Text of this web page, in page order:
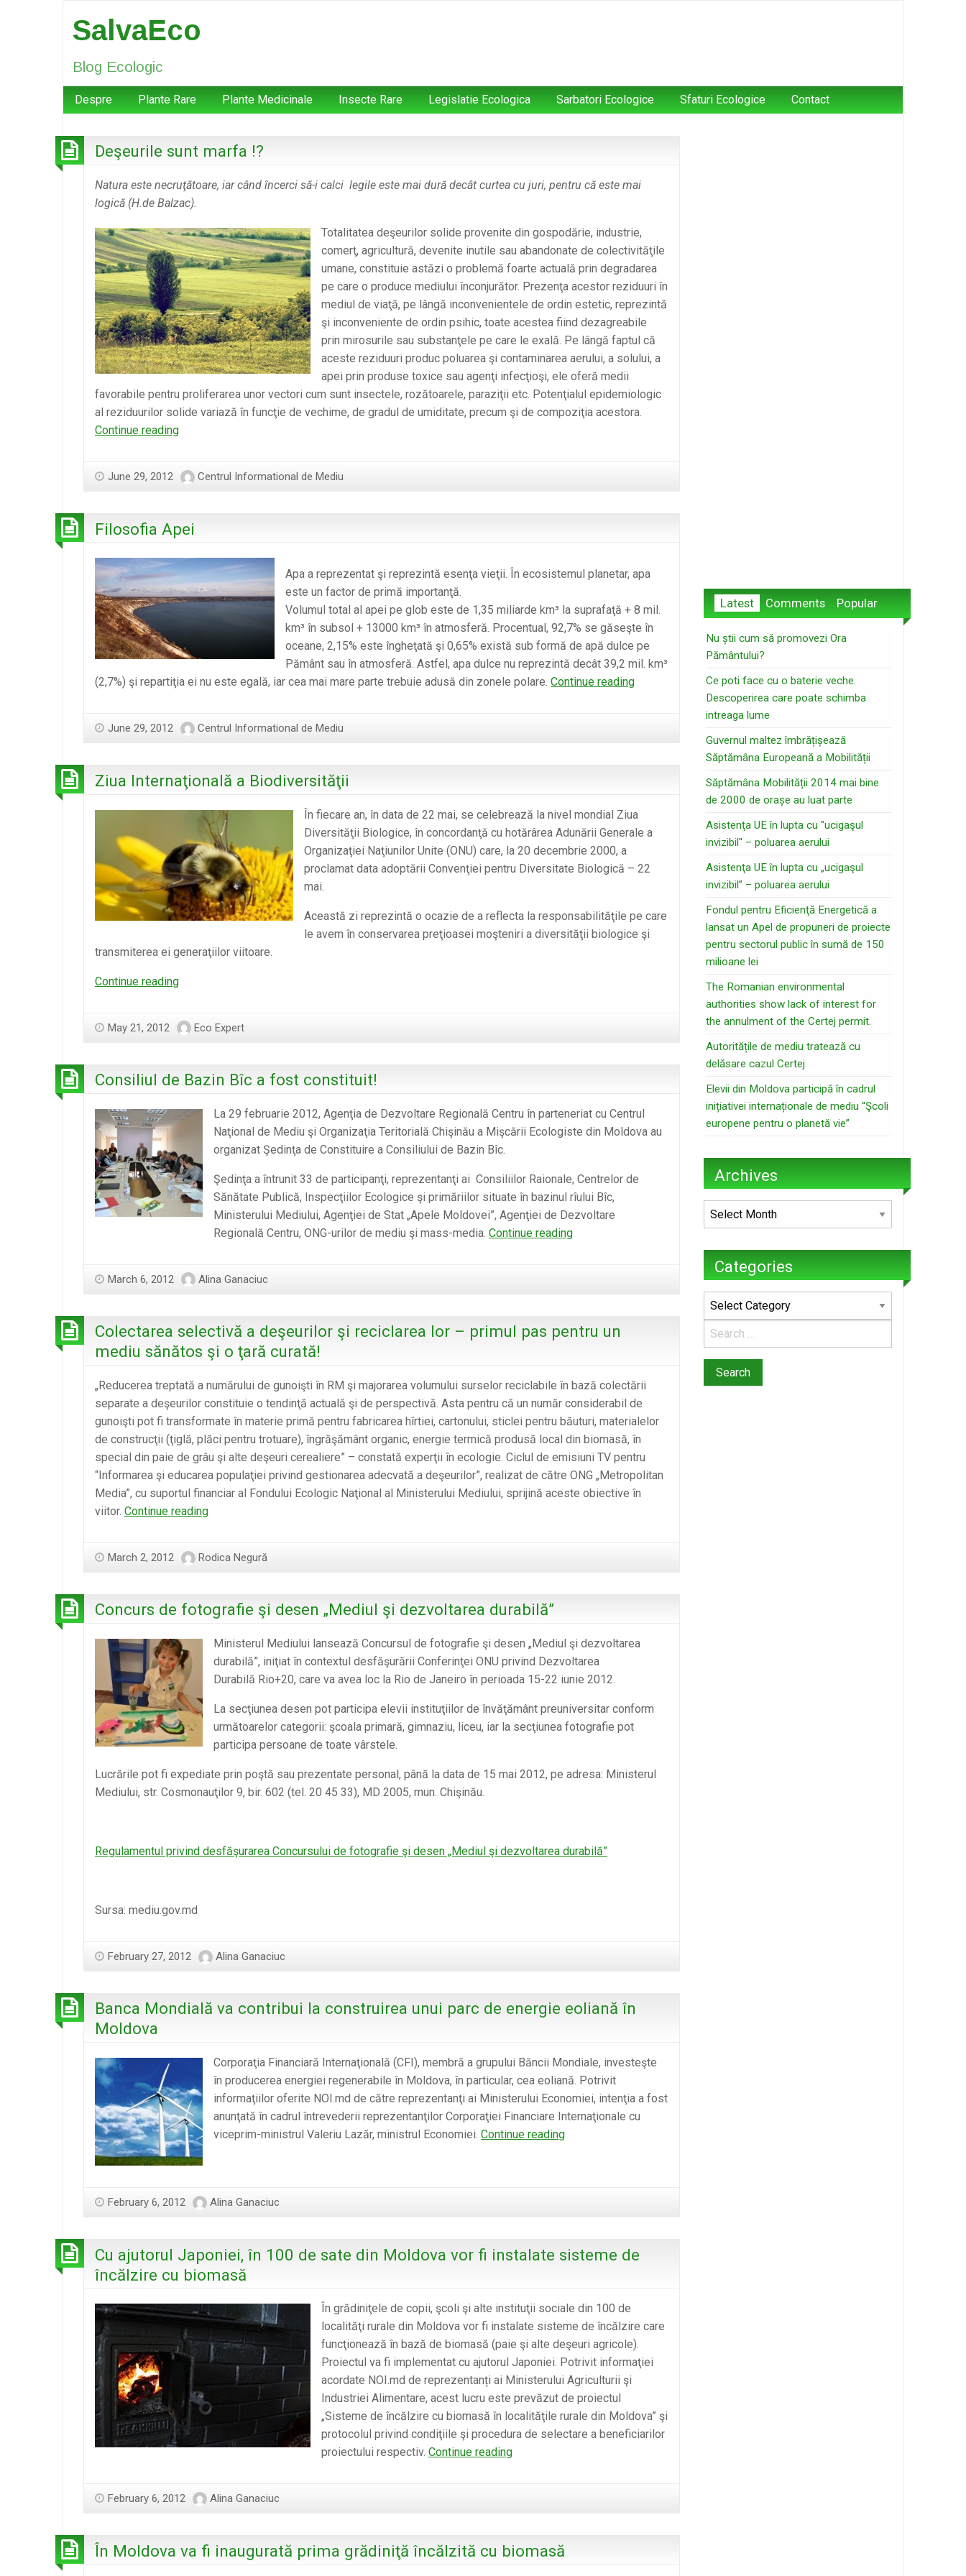
SalvaEco
Blog Ecologic
Despre Plante Rare Plante Medicinale Insecte Rare Legislatie Ecologica Sarbatori Ecologice Sfaturi Ecologice Contact
Deşeurile sunt marfa !?
Natura este necruţătoare, iar când încerci să-i calci legile este mai dură decât curtea cu juri, pentru că este mai
logică (H.de Balzac).
Totalitatea deşeurilor solide provenite din gospodărie, industrie,
comerţ, agricultură, devenite inutile sau abandonate de colectivităţile
umane, constituie astăzi o problemă foarte actuală prin degradarea
pe care o produce mediului înconjurător. Prezenţa acestor reziduuri în
mediul de viaţă, pe lângă inconvenientele de ordin estetic, reprezintă
şi inconveniente de ordin psihic, toate acestea fiind dezagreabile
prin mirosurile sau substanţele pe care le exală. Pe lângă faptul că
aceste reziduuri produc poluarea şi contaminarea aerului, a solului, a
apei prin produse toxice sau agenţi infecţioşi, ele oferă medii
favorabile pentru proliferarea unor vectori cum sunt insectele, rozătoarele, paraziţii etc. Potenţialul epidemiologic
al reziduurilor solide variază în funcţie de vechime, de gradul de umiditate, precum şi de compoziţia acestora.
Continue readingDeşeurile
!?
June 29, 2012 Centrul Informational de Mediu
Filosofia Apei
Apa a reprezentat şi reprezintă esenţa vieţii. În ecosistemul planetar, apa
este un factor de primă importanţă.
Volumul total al apei pe glob este de 1,35 miliarde km³ la suprafaţă + 8 mil.
km³ în subsol + 13000 km³ în atmosferă. Procentual, 92,7% se găseşte în
oceane, 2,15% este îngheţată şi 0,65% există sub formă de apă dulce pe
Pământ sau în atmosferă. Astfel, apa dulce nu reprezintă decât 39,2 mil. km³
(2,7%) şi repartiţia ei nu este egală, iar cea mai mare parte trebuie adusă din zonele polare. Continue readingFilosofia
June 29, 2012 Centrul Informational de Mediu
Ziua Internaţională a Biodiversităţii
În fiecare an, în data de 22 mai, se celebrează la nivel mondial Ziua
Diversităţii Biologice, în concordanţă cu hotărârea Adunării Generale a
Organizaţiei Naţiunilor Unite (ONU) care, la 20 decembrie 2000, a
proclamat data adoptării Convenţiei pentru Diversitate Biologică – 22
mai.
Această zi reprezintă o ocazie de a reflecta la responsabilităţile pe care
le avem în conservarea preţioasei moşteniri a diversităţii biologice şi
transmiterea ei generaţiilor viitoare.
Continue readingZiua
Biodiversităţii
May 21, 2012 Eco Expert
Consiliul de Bazin Bîc a fost constituit!
La 29 februarie 2012, Agenţia de Dezvoltare Regională Centru în parteneriat cu Centrul
Naţional de Mediu şi Organizaţia Teritorială Chişinău a Mişcării Ecologiste din Moldova au
organizat Şedinţa de Constituire a Consiliului de Bazin Bîc.
Şedinţa a întrunit 33 de participanţi, reprezentanţi ai Consiliilor Raionale, Centrelor de
Sănătate Publică, Inspecţiilor Ecologice şi primăriilor situate în bazinul rîului Bîc,
Ministerului Mediului, Agenţiei de Stat „Apele Moldovei”, Agenţiei de Dezvoltare
Regională Centru, ONG-urilor de mediu şi mass-media. Continue readingConsiliul
constituit!
March 6, 2012 Alina Ganaciuc
Colectarea selectivă a deşeurilor şi reciclarea lor – primul pas pentru un
mediu sănătos şi o ţară curată!
„Reducerea treptată a numărului de gunoişti în RM şi majorarea volumului surselor reciclabile în bază colectării
separate a deşeurilor constituie o tendinţă actuală şi de perspectivă. Asta pentru că un număr considerabil de
gunoişti pot fi transformate în materie primă pentru fabricarea hîrtiei, cartonului, sticlei pentru băuturi, materialelor
de construcţii (ţiglă, plăci pentru trotuare), îngrăşământ organic, energie termică produsă local din biomasă, în
special din paie de grâu şi alte deşeuri cerealiere” – constată experţii în ecologie. Ciclul de emisiuni TV pentru
“Informarea şi educarea populaţiei privind gestionarea adecvată a deşeurilor”, realizat de către ONG „Metropolitan
Media”, cu suportul financiar al Fondului Ecologic Naţional al Ministerului Mediului, sprijină aceste obiective în
viitor. Continue readingColectarea
deşeurilor
reciclarea
lor
–
primul
pas
un
mediu
sănătos
o
ţară
March 2, 2012 Rodica Negură
Concurs de fotografie şi desen „Mediul şi dezvoltarea durabilă”
Ministerul Mediului lansează Concursul de fotografie şi desen „Mediul şi dezvoltarea
durabilă”, iniţiat în contextul desfăşurării Conferinţei ONU privind Dezvoltarea
Durabilă Rio+20, care va avea loc la Rio de Janeiro în perioada 15-22 iunie 2012.
La secţiunea desen pot participa elevii instituţiilor de învăţământ preuniversitar conform
următoarelor categorii: şcoala primară, gimnaziu, liceu, iar la secţiunea fotografie pot
participa persoane de toate vârstele.
Lucrările pot fi expediate prin poştă sau prezentate personal, până la data de 15 mai 2012, pe adresa: Ministerul
Mediului, str. Cosmonauţilor 9, bir. 602 (tel. 20 45 33), MD 2005, mun. Chişinău.
Regulamentul privind desfăşurarea Concursului de fotografie şi desen „Mediul şi dezvoltarea durabilă”
Sursa: mediu.gov.md
February 27, 2012 Alina Ganaciuc
Banca Mondială va contribui la construirea unui parc de energie eoliană în
Moldova
Corporaţia Financiară Internaţională (CFI), membră a grupului Băncii Mondiale, investeşte
în producerea energiei regenerabile în Moldova, în particular, cea eoliană. Potrivit
informaţiilor oferite NOI.md de către reprezentanţi ai Ministerului Economiei, intenţia a fost
anunţată în cadrul întrevederii reprezentanţilor Corporaţiei Financiare Internaţionale cu
viceprim-ministrul Valeriu Lazăr, ministrul Economiei. Continue readingBanca
parc
eoliană
în
Moldova
February 6, 2012 Alina Ganaciuc
Cu ajutorul Japoniei, în 100 de sate din Moldova vor fi instalate sisteme de
încălzire cu biomasă
În grădiniţele de copii, şcoli şi alte instituţii sociale din 100 de
localităţi rurale din Moldova vor fi instalate sisteme de încălzire care
funcţionează în bază de biomasă (paie şi alte deşeuri agricole).
Proiectul va fi implementat cu ajutorul Japoniei. Potrivit informaţiei
acordate NOI.md de reprezentanți ai Ministerului Agriculturii şi
Industriei Alimentare, acest lucru este prevăzut de proiectul
„Sisteme de încălzire cu biomasă în localităţile rurale din Moldova” şi
protocolul privind condiţiile şi procedura de selectare a beneficiarilor
proiectului respectiv. Continue readingCu
sate
February 6, 2012 Alina Ganaciuc
În Moldova va fi inaugurată prima grădiniţă încălzită cu biomasă
Latest Comments Popular
Nu știi cum să promovezi Ora
Pământului?
Ce poti face cu o baterie veche.
Descoperirea care poate schimba
intreaga lume
Guvernul maltez îmbrățișează
Săptămâna Europeană a Mobilității
Săptămâna Mobilității 2014 mai bine
de 2000 de orașe au luat parte
Asistenţa UE în lupta cu "ucigaşul
invizibil" – poluarea aerului
Asistenţa UE în lupta cu „ucigaşul
invizibil” – poluarea aerului
Fondul pentru Eficienţă Energetică a
lansat un Apel de propuneri de proiecte
pentru sectorul public în sumă de 150
milioane lei
The Romanian environmental
authorities show lack of interest for
the annulment of the Certej permit.
Autoritățile de mediu tratează cu
delăsare cazul Certej
Elevii din Moldova participă în cadrul
inițiativei internaționale de mediu “Şcoli
europene pentru o planetă vie”
Archives
Archives
Categories
Categories